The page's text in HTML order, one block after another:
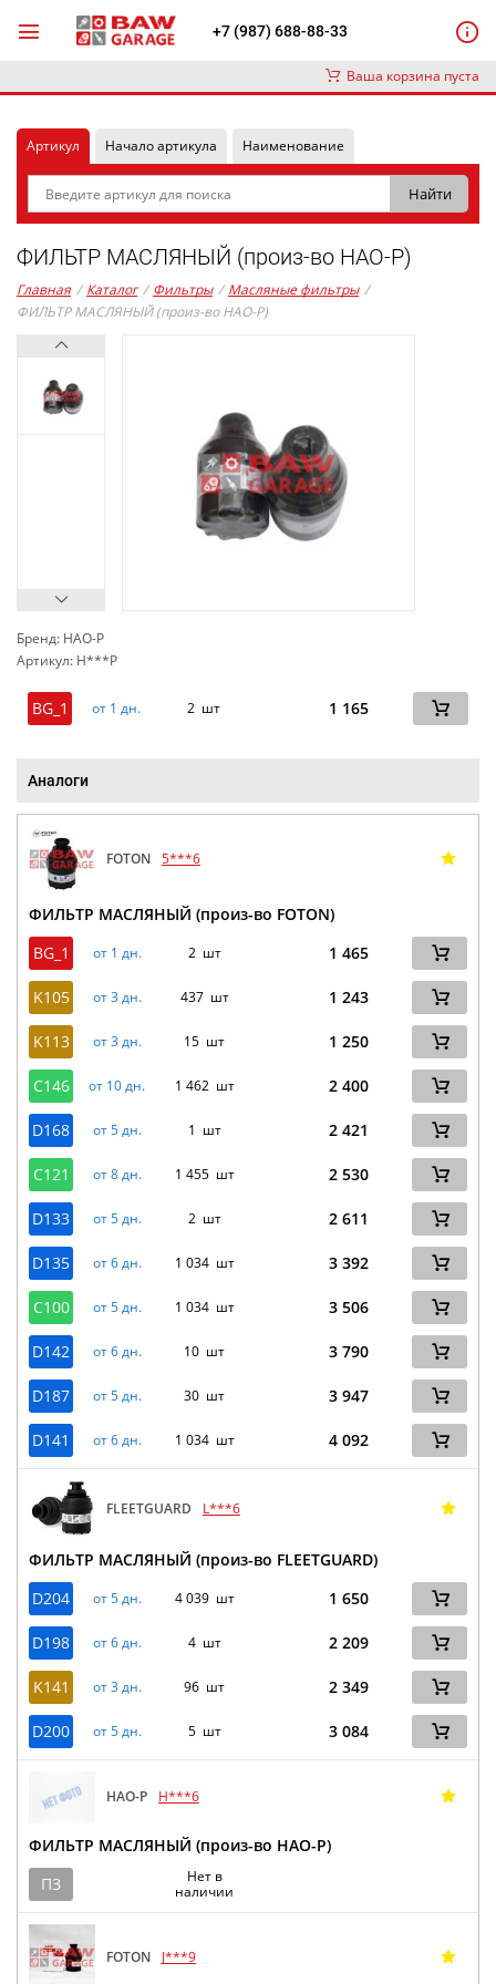
+7 (987) 688-88-33
Ваша корзина пуста
Артикул Начало артикула Наименование
ФИЛЬТР МАСЛЯНЫЙ (произ-во HAO-P)
Главная / Каталог / Фильтры / Масляные фильтры /
ФИЛЬТР МАСЛЯНЫЙ (произ-во HAO-P)
Бренд: HAO-P
Артикул: H***P
BG_1 от 1 дн. 2 шт 1 165
Аналоги
FOTON 5***6
ФИЛЬТР МАСЛЯНЫЙ (произ-во FOTON)
BG_1
от 1 дн. 2 шт 1 465
K105 от 3 дн. 437 шт 1 243
K113 от 3 дн. 15 шт 1 250
C146 от 10 дн. 1 462 шт 2 400
D168 от 5 дн. 1 шт 2 421
C121 от 8 дн. 1 455 шт 2 530
D133 от 5 дн. 2 шт 2 611
D135 от 6 дн. 1 034 шт 3 392
C100 от 5 дн. 1 034 шт 3 506
D142 от 6 дн. 10 шт 3 790
D187 от 5 дн. 30 шт 3 947
D141 от 6 дн. 1 034 шт 4 092
FLEETGUARD L***6
ФИЛЬТР МАСЛЯНЫЙ (произ-во FLEETGUARD)
D204
от 5 дн. 4 039 шт 1 650
D198 от 6 дн. 4 шт 2 209
K141 от 3 дн. 96 шт 2 349
D200 от 5 дн. 5 шт 3 084
HAO-P H***6
ФИЛЬТР МАСЛЯНЫЙ (произ-во HAO-P)
ПЗ
Нет в
наличии
FOTON J***9